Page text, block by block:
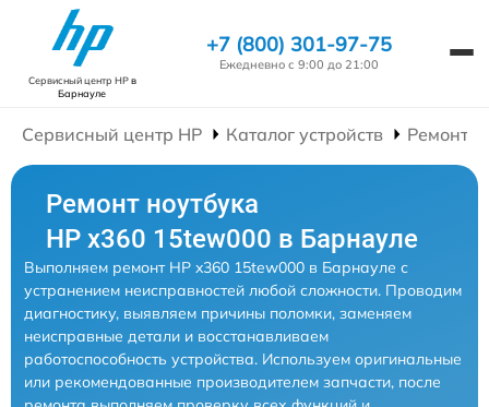
Сервисный центр HPв
Барнауле
+7 (800) 301-97-75
Ежедневно с 9:00 до 21:00
Сервисный центр HP Каталог устройств Ремонт
Ремонт ноутбука
HP x360 15tew000 в Барнауле
Выполняем ремонт HP x360 15tew000 в Барнауле с
устранением неисправностей любой сложности. Проводим
диагностику, выявляем причины поломки, заменяем
неисправные детали и восстанавливаем
работоспособность устройства. Используем оригинальные
или рекомендованные производителем запчасти, после